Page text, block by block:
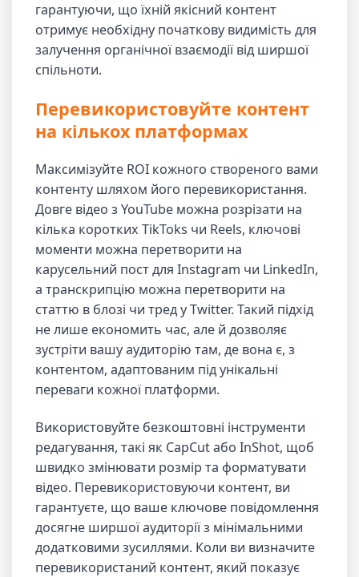
гарантуючи, що їхній якісний контент
отримує необхідну початкову видимість для
залучення органічної взаємодії від ширшої
спільноти.
Перевикористовуйте контент
на кількох платформах
Максимізуйте ROI кожного створеного вами
контенту шляхом його перевикористання.
Довге відео з YouTube можна розрізати на
кілька коротких TikToks чи Reels, ключові
моменти можна перетворити на
карусельний пост для Instagram чи LinkedIn,
а транскрипцію можна перетворити на
статтю в блозі чи тред у Twitter. Такий підхід
не лише економить час, але й дозволяє
зустріти вашу аудиторію там, де вона є, з
контентом, адаптованим під унікальні
переваги кожної платформи.
Використовуйте безкоштовні інструменти
редагування, такі як CapCut або InShot, щоб
швидко змінювати розмір та форматувати
відео. Перевикористовуючи контент, ви
гарантуєте, що ваше ключове повідомлення
досягне ширшої аудиторії з мінімальними
додатковими зусиллями. Коли ви визначите
перевикористаний контент, який показує